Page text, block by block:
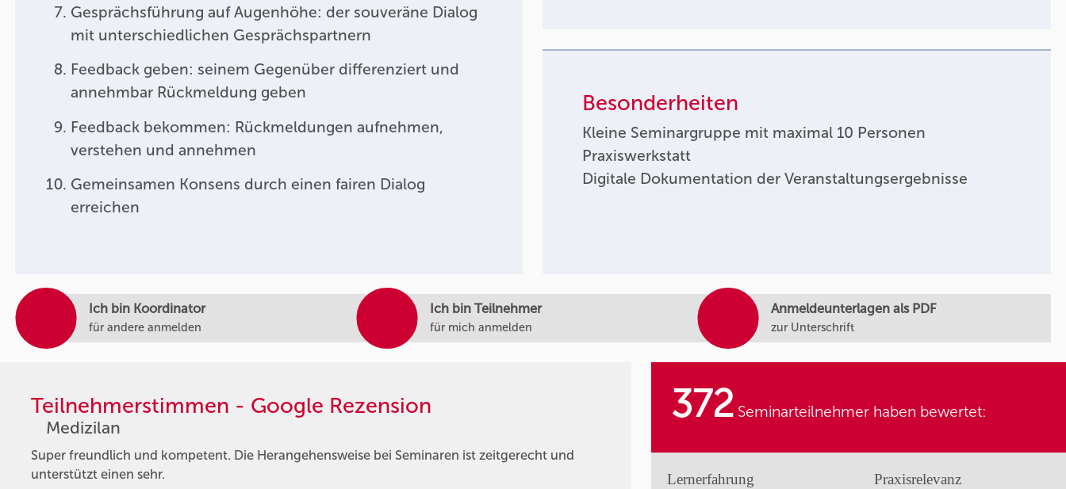
Ich bin Koordinator
für andere anmelden
Ich bin Teilnehmer
für mich anmelden
Anmeldeunterlagen als PDF
zur Unterschrift
Gesprächsführung auf Augenhöhe: der souveräne Dialog
mit unterschiedlichen Gesprächspartnern
Feedback geben: seinem Gegenüber differenziert und
annehmbar Rückmeldung geben
Feedback bekommen: Rückmeldungen aufnehmen,
verstehen und annehmen
Gemeinsamen Konsens durch einen fairen Dialog
erreichen
Besonderheiten
Kleine Seminargruppe mit maximal 10 Personen
Praxiswerkstatt
Digitale Dokumentation der Veranstaltungsergebnisse
Teilnehmerstimmen - Google Rezension
Medizilan
Super freundlich und kompetent. Die Herangehensweise bei Seminaren ist zeitgerecht und
unterstützt einen sehr.
372 Seminarteilnehmer haben bewertet:
Lernerfahrung Praxisrelevanz